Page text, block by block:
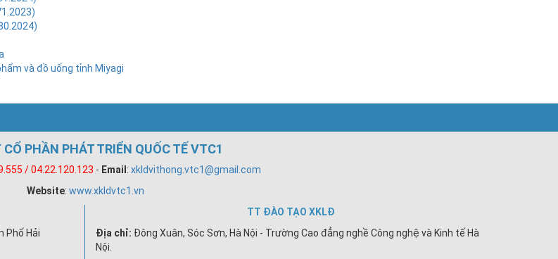
và đồ uống tỉnh Miyagi
CỔ PHẦN PHÁT TRIỂN QUỐC TẾ VTC1
/ 04.22.120.123 - Email : xkldvithong.vtc1@gmail.com
Website: www.xkldvtc1.vn
Phố Hải
TT ĐÀO TẠO XKLĐ
Địa chỉ: Đông Xuân, Sóc Sơn, Hà Nội - Trường Cao đẳng nghề Công nghệ và Kinh tế Hà
Nội.